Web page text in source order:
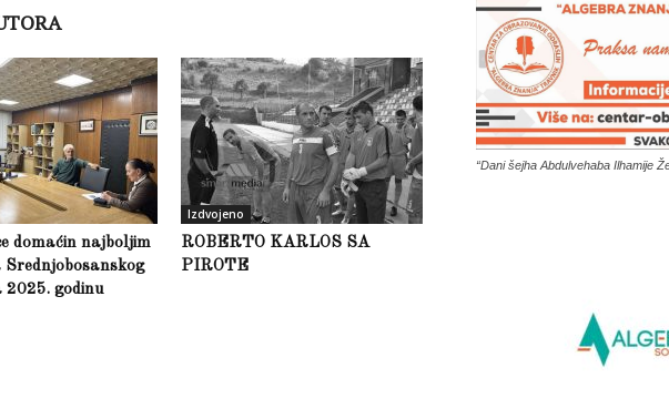
domaćin najboljim
2025. godinu
Izdvojeno
ROBERTO KARLOS SA
PIROTE
“Dani šejha Abdulvehaba Ilhamije